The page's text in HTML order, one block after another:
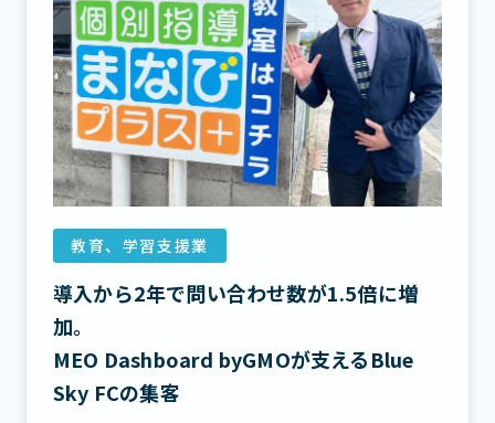
教育、学習支援業
導入から2年で問い合わせ数が1.5倍に増
加。
MEO Dashboard byGMOが支えるBlue
Sky FCの集客